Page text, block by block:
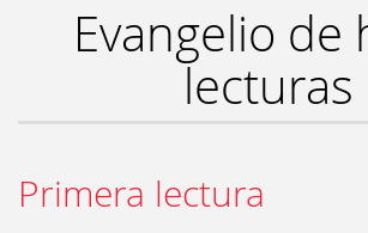
Evangelio de
lecturas
Primera lectura